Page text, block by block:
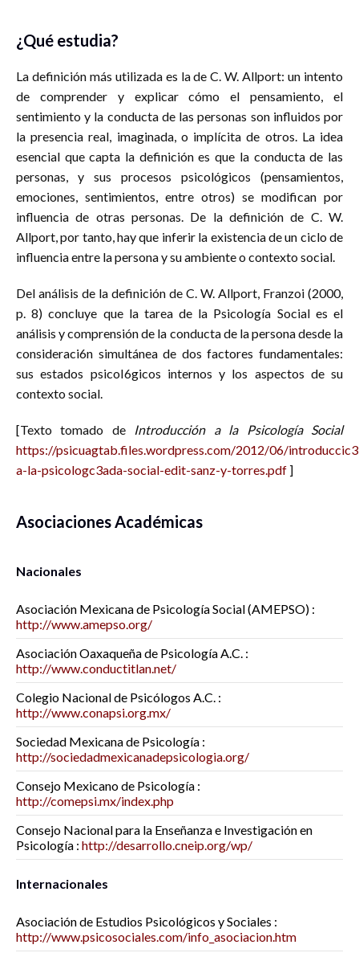
¿Qué estudia?
La definición más utilizada es la de C. W. Allport: un intento
de comprender y explicar cómo el pensamiento, el
sentimiento y la conducta de las personas son influidos por
la presencia real, imaginada, o implícita de otros. La idea
esencial que capta la definición es que la conducta de las
personas, y sus procesos psicológicos (pensamientos,
emociones, sentimientos, entre otros) se modifican por
influencia de otras personas. De la definición de C. W.
Allport, por tanto, hay que inferir la existencia de un ciclo de
influencia entre la persona y su ambiente o contexto social.
Del análisis de la definición de C. W. Allport, Franzoi (2000,
p. 8) concluye que la tarea de la Psicología Social es el
análisis y comprensión de la conducta de la persona desde la
consideraci6n simultánea de dos factores fundamentales:
sus estados psicoI6gicos internos y los aspectos de su
contexto social.
[Texto tomado de Introducción a la Psicología Social
https://psicuagtab.files.wordpress.com/2012/06/
a-la-psicologc3ada-social-edit-sanz-y-torres.pdf ]
Asociaciones Académicas
Nacionales
Asociación Mexicana de Psicología Social (AMEPSO) :
http://www.amepso.org/
Asociación Oaxaqueña de Psicología A.C. :
http://www.conductitlan.net/
Colegio Nacional de Psicólogos A.C. :
http://www.conapsi.org.mx/
Sociedad Mexicana de Psicología :
http://sociedadmexicanadepsicologia.org/
Consejo Mexicano de Psicología :
http://comepsi.mx/index.php
Consejo Nacional para la Enseñanza e Investigación en
Psicología : http://desarrollo.cneip.org/wp/
Internacionales
Asociación de Estudios Psicológicos y Sociales :
http://www.psicosociales.com/info_asociacion.htm